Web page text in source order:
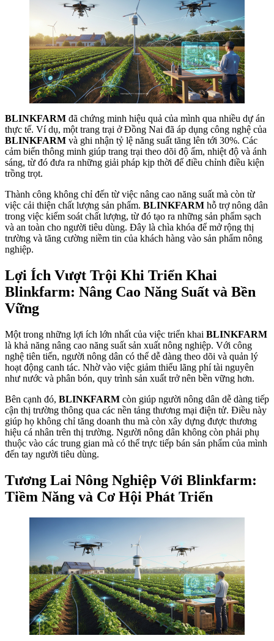
BLINKFARM đã chứng minh hiệu quả của mình qua nhiều dự án
thực tế. Ví dụ, một trang trại ở Đồng Nai đã áp dụng công nghệ của
BLINKFARM và ghi nhận tỷ lệ năng suất tăng lên tới 30%. Các
cảm biến thông minh giúp trang trại theo dõi độ ẩm, nhiệt độ và ánh
sáng, từ đó đưa ra những giải pháp kịp thời để điều chỉnh điều kiện
trồng trọt.
Thành công không chỉ đến từ việc nâng cao năng suất mà còn từ
việc cải thiện chất lượng sản phẩm. BLINKFARM hỗ trợ nông dân
trong việc kiểm soát chất lượng, từ đó tạo ra những sản phẩm sạch
và an toàn cho người tiêu dùng. Đây là chìa khóa để mở rộng thị
trường và tăng cường niềm tin của khách hàng vào sản phẩm nông
nghiệp.
Lợi Ích Vượt Trội Khi Triển Khai
Blinkfarm: Nâng Cao Năng Suất và Bền
Vững
Một trong những lợi ích lớn nhất của việc triển khai BLINKFARM
là khả năng nâng cao năng suất sản xuất nông nghiệp. Với công
nghệ tiên tiến, người nông dân có thể dễ dàng theo dõi và quản lý
hoạt động canh tác. Nhờ vào việc giảm thiểu lãng phí tài nguyên
như nước và phân bón, quy trình sản xuất trở nên bền vững hơn.
Bên cạnh đó, BLINKFARM còn giúp người nông dân dễ dàng tiếp
cận thị trường thông qua các nền tảng thương mại điện tử. Điều này
giúp họ không chỉ tăng doanh thu mà còn xây dựng được thương
hiệu cá nhân trên thị trường. Người nông dân không còn phải phụ
thuộc vào các trung gian mà có thể trực tiếp bán sản phẩm của mình
đến tay người tiêu dùng.
Tương Lai Nông Nghiệp Với Blinkfarm:
Tiềm Năng và Cơ Hội Phát Triển